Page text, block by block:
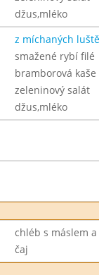
džus,mléko
z míchaných
smažené rybí filé
bramborová kaše
zeleninový salát
džus,mléko
chléb s máslem
čaj